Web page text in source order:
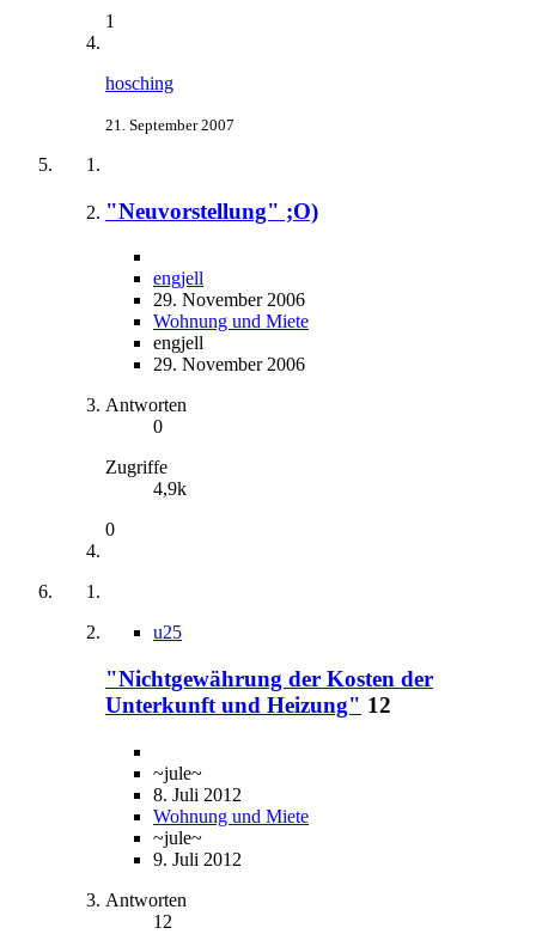
1
hosching
21. September 2007
"Neuvorstellung" ;O)
engjell
29. November 2006
Wohnung und Miete
engjell
29. November 2006
Antworten
0
Zugriffe
4,9k
0
u25
"Nichtgewährung der Kosten der
Unterkunft und Heizung" 12
~jule~
8. Juli 2012
Wohnung und Miete
~jule~
9. Juli 2012
Antworten
12